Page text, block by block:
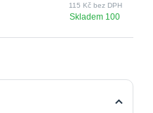
Skladem 100
115 Kč bez DPH